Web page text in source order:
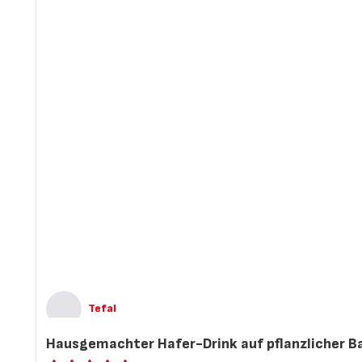
Tefal
Hausgemachter Hafer-Drink auf pflanzlicher